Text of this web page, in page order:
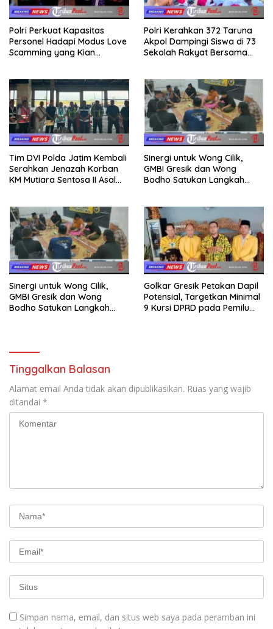
Polri Perkuat Kapasitas
Personel Hadapi Modus Love
Scamming yang Kian
Polri Kerahkan 372 Taruna
Akpol Dampingi Siswa di 73
Sekolah Rakyat Bersama
Tim DVI Polda Jatim Kembali
Serahkan Jenazah Korban
KM Mutiara Sentosa II Asal
Sinergi untuk Wong Cilik,
GMBI Gresik dan Wong
Bodho Satukan Langkah
Sinergi untuk Wong Cilik,
GMBI Gresik dan Wong
Bodho Satukan Langkah
Golkar Gresik Petakan Dapil
Potensial, Targetkan Minimal
9 Kursi DPRD pada Pemilu
Tinggalkan Balasan
Alamat email Anda tidak akan dipublikasikan. Ruas yang wajib
ditandai *
Simpan nama, email, dan situs web saya pada peramban ini